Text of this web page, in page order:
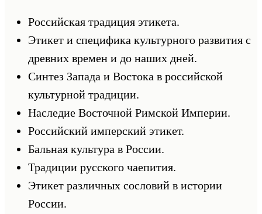
Российская традиция этикета.
Этикет и специфика культурного развития с
древних времен и до наших дней.
Синтез Запада и Востока в российской
культурной традиции.
Наследие Восточной Римской Империи.
Российский имперский этикет.
Бальная культура в России.
Традиции русского чаепития.
Этикет различных сословий в истории
России.